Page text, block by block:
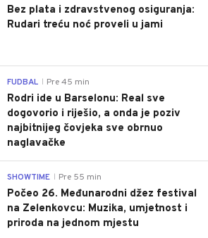
Bez plata i zdravstvenog osiguranja:
Rudari treću noć proveli u jami
FUDBAL Pre 45 min
Rodri ide u Barselonu: Real sve
dogovorio i riješio, a onda je poziv
najbitnijeg čovjeka sve obrnuo
naglavačke
SHOWTIME Pre 55 min
Počeo 26. Međunarodni džez festival
na Zelenkovcu: Muzika, umjetnost i
priroda na jednom mjestu